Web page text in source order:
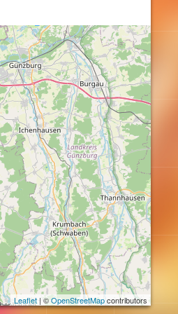
Leaflet | ©OpenStreetMapcontributors